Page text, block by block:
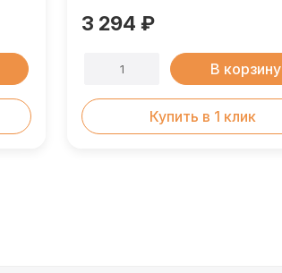
3 294 ₽
В корзину
Купить в 1 клик